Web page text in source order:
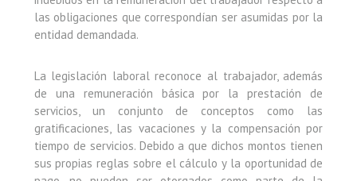
las obligaciones que correspondían ser asumidas por la
entidad demandada.
La legislación laboral reconoce al trabajador, además
de una remuneración básica por la prestación de
servicios, un conjunto de conceptos como las
gratificaciones, las vacaciones y la compensación por
tiempo de servicios. Debido a que dichos montos tienen
sus propias reglas sobre el cálculo y la oportunidad de